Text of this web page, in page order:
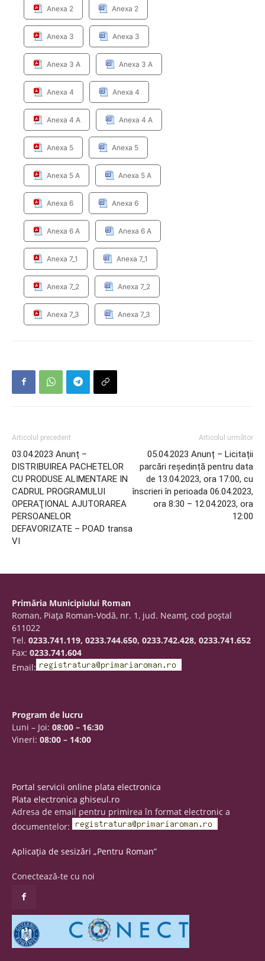
Anexa 2 Anexa 2
Anexa 3 Anexa 3
Anexa 3 A Anexa 3 A
Anexa 4 Anexa 4
Anexa 4 A Anexa 4 A
Anexa 5 Anexa 5
Anexa 5 A Anexa 5 A
Anexa 6 Anexa 6
Anexa 6 A Anexa 6 A
Anexa 7_1 Anexa 7_1
Anexa 7_2 Anexa 7_2
Anexa 7_3 Anexa 7_3
Articolul precedent
03.04.2023 Anunț –
DISTRIBUIREA PACHETELOR
CU PRODUSE ALIMENTARE IN
CADRUL PROGRAMULUI
OPERAŢIONAL AJUTORAREA
PERSOANELOR
DEFAVORIZATE – POAD transa
VI
Articolul următor
05.04.2023 Anunț – Licitații
parcări reședință pentru data
de 13.04.2023, ora 17:00, cu
înscrieri în perioada 06.04.2023,
ora 8:30 – 12.04.2023, ora
12:00
Primăria Municipiului Roman
Roman, Piaţa Roman-Vodă, nr. 1, jud. Neamţ, cod poştal
611022
Tel. 0233.741.119, 0233.744.650, 0233.742.428, 0233.741.652
Fax: 0233.741.604
Email:
Program de lucru
Luni – Joi: 08:00 – 16:30
Vineri: 08:00 – 14:00
Portal servicii online plata electronica
Plata electronica ghiseul.ro
Adresa de email pentru primirea în format electronic a
documentelor:
Aplicația de sesizări „Pentru Roman”
Conectează-te cu noi